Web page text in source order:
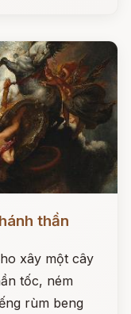
thần
xây một cây
tốc, ném
rùm beng